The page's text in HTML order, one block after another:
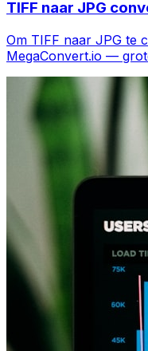
TIFF naar JPG
Om TIFF naar JPG te
MegaConvert.io —